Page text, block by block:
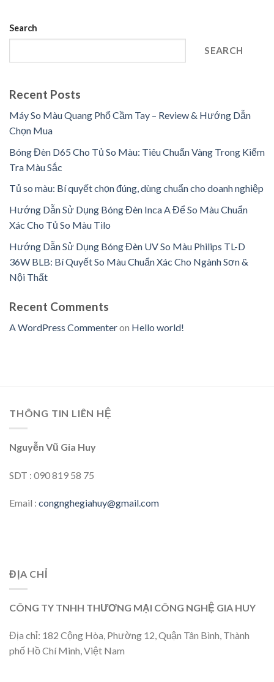
Search
SEARCH
Recent Posts
Máy So Màu Quang Phổ Cầm Tay – Review & Hướng Dẫn
Chọn Mua
Bóng Đèn D65 Cho Tủ So Màu: Tiêu Chuẩn Vàng Trong Kiểm
Tra Màu Sắc
Tủ so màu: Bí quyết chọn đúng, dùng chuẩn cho doanh nghiệp
Hướng Dẫn Sử Dụng Bóng Đèn Inca A Để So Màu Chuẩn
Xác Cho Tủ So Màu Tilo
Hướng Dẫn Sử Dụng Bóng Đèn UV So Màu Philips TL-D
36W BLB: Bí Quyết So Màu Chuẩn Xác Cho Ngành Sơn &
Nội Thất
Recent Comments
A WordPress Commenteron Hello world!
THÔNG TIN LIÊN HỆ
Nguyễn Vũ Gia Huy
SDT : 090 819 58 75
Email : congnghegiahuy@gmail.com
ĐỊA CHỈ
CÔNG TY TNHH THƯƠNG MẠI CÔNG NGHỆ GIA HUY
Địa chỉ: 182 Cộng Hòa, Phường 12, Quận Tân Bình, Thành
phố Hồ Chí Minh, Việt Nam